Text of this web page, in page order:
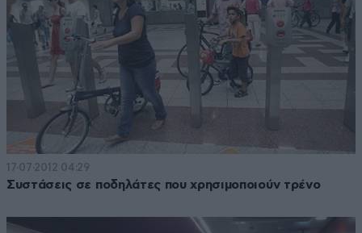
17·07·2012 04:29
Συστάσεις σε ποδηλάτες που χρησιμοποιούν τρένο